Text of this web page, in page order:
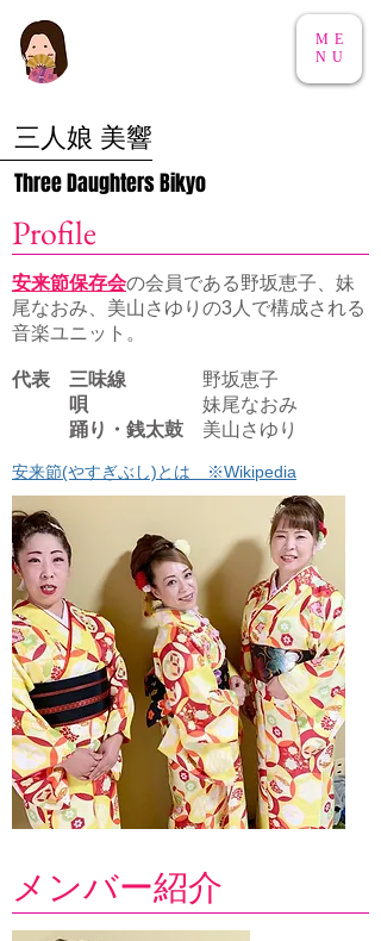
ME
NU
三人娘 美響
Three Daughters Bikyo
Profile
安来節保存会の会員である野坂恵子、妹
尾なおみ、美山さゆりの3人で構成される
音楽ユニット。
代表 三味線
野坂恵子
唄
妹尾なおみ
踊り・銭太鼓 美山さゆり
安来節(やすぎぶし)とは ※Wikipedia
メンバー紹介